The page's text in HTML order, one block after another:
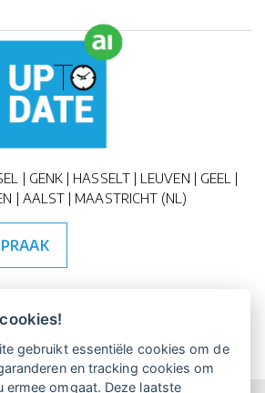
| GENK | HASSELT | LEUVEN | GEEL |
| AALST | MAASTRICHT (NL)
gebruikt essentiële cookies om de
en tracking cookies om
ermee omgaat. Deze laatste
Boek